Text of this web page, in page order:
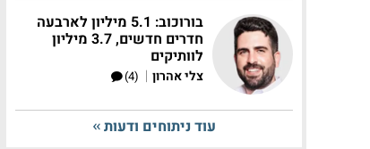
בורוכוב: 5.1 מיליון לארבעה
חדרים חדשים, 3.7 מיליון
לוותיקים
צלי אהרון |
(4)
עוד ניתוחים ודעות